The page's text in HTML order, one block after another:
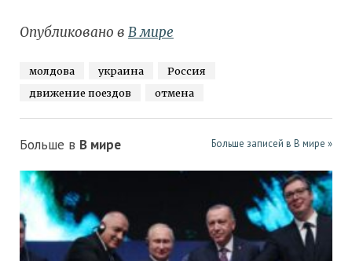
Опубликовано в В мире
молдова украина
Россия
движение поездов
отмена
Больше в В мире Больше записей в В мире »